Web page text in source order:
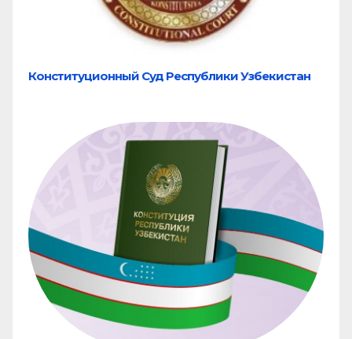
Конституционный Суд Республики Узбекистан